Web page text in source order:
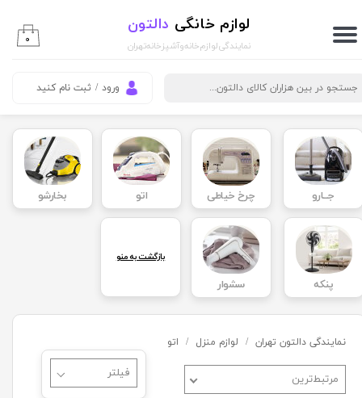
نمایندگی لوازم خانه و آشپزخانه تهران
لوازم خانگی دالتون
ورود / ثبت نام کنید
حساب کاربری من
خروج از حساب کاربری
۰
نمایندگی دالتون تهران لوازم منزل اتو
مرتبط‌ترین
بازگشت به منو
جــارو بخارشو اتو چرخ خیاطی
سشوار پنکه